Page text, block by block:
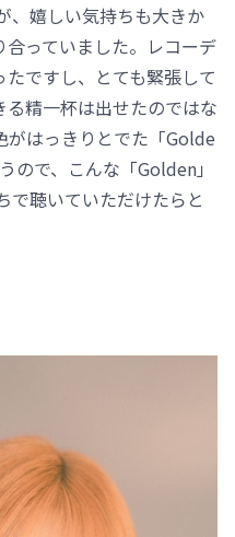
、嬉しい気持ちも大きか
っていました。レコーデ
ですし、とても緊張して
精一杯は出せたのではな
がはっきりとでた「Golde
ので、こんな「Golden」
で聴いていただけたらと